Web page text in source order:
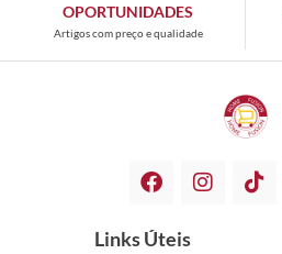
OPORTUNIDADES
Artigos com preço e qualidade
Links Úteis